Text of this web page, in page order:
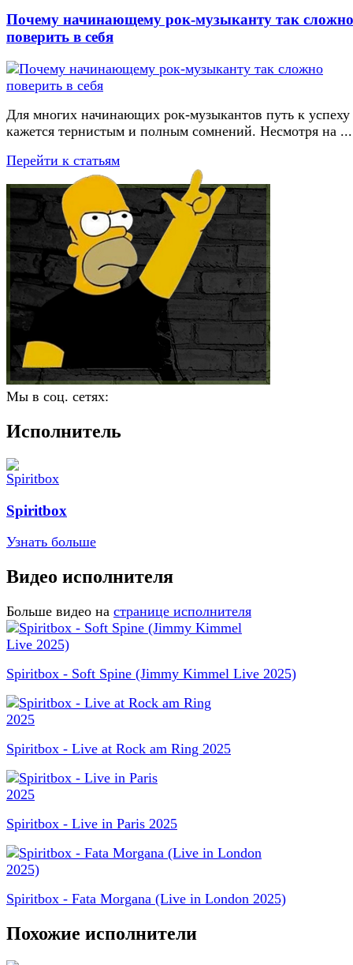
Почему начинающему рок-музыканту так сложно
поверить в себя
Для многих начинающих рок-музыкантов путь к успеху
кажется тернистым и полным сомнений. Несмотря на ...
Перейти к статьям
Мы в соц. сетях:
Исполнитель
Spiritbox
Узнать больше
Видео исполнителя
Больше видео на странице исполнителя
Spiritbox - Soft Spine (Jimmy Kimmel Live 2025)
Spiritbox - Live at Rock am Ring 2025
Spiritbox - Live in Paris 2025
Spiritbox - Fata Morgana (Live in London 2025)
Похожие исполнители